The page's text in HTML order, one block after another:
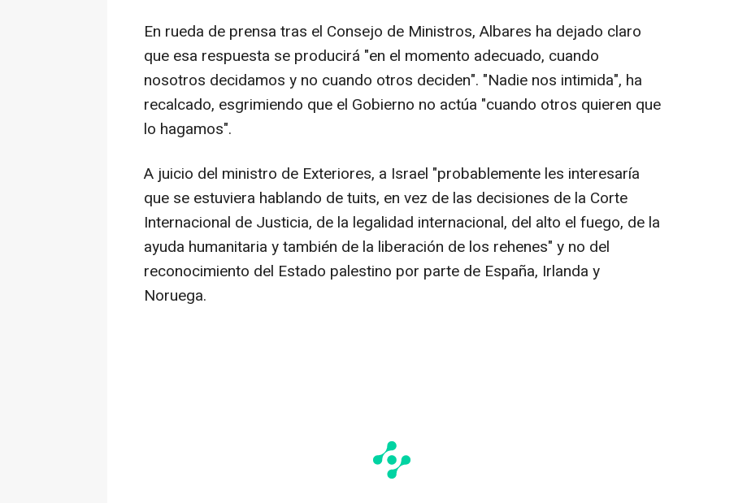
En rueda de prensa tras el Consejo de Ministros, Albares ha dejado claro
que esa respuesta se producirá "en el momento adecuado, cuando
nosotros decidamos y no cuando otros deciden". "Nadie nos intimida", ha
recalcado, esgrimiendo que el Gobierno no actúa "cuando otros quieren que
lo hagamos".
A juicio del ministro de Exteriores, a Israel "probablemente les interesaría
que se estuviera hablando de tuits, en vez de las decisiones de la Corte
Internacional de Justicia, de la legalidad internacional, del alto el fuego, de la
ayuda humanitaria y también de la liberación de los rehenes" y no del
reconocimiento del Estado palestino por parte de España, Irlanda y
Noruega.